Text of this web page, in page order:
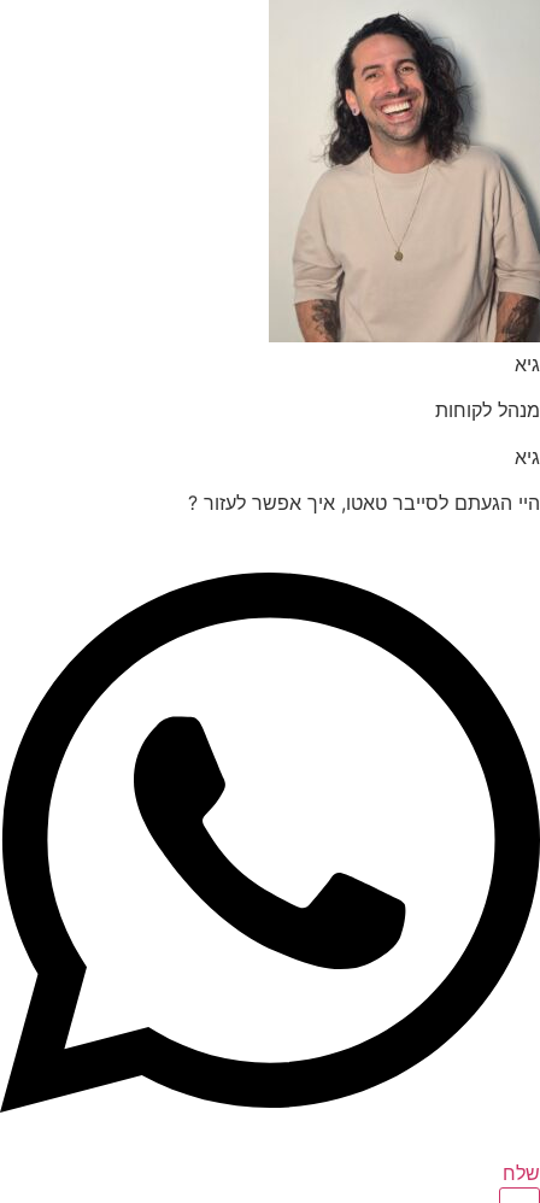
לקוחות
הגעתם לסייבר טאטו, איך אפשר לעזור ?